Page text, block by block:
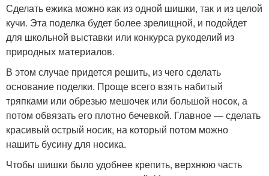
Сделать ежика можно как из одной шишки, так и из целой
кучи. Эта поделка будет более зрелищной, и подойдет
для школьной выставки или конкурса рукоделий из
природных материалов.
В этом случае придется решить, из чего сделать
основание поделки. Проще всего взять набитый
тряпками или обрезью мешочек или большой носок, а
потом обвязать его плотно бечевкой. Главное — сделать
красивый острый носик, на который потом можно
нашить бусину для носика.
Чтобы шишки было удобнее крепить, верхнюю часть